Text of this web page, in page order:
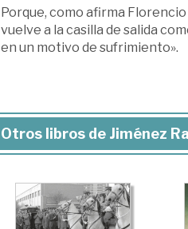
Porque, como afirma
vuelve a la casilla de salida
en un motivo de sufrimiento».
Otros libros de Jiménez